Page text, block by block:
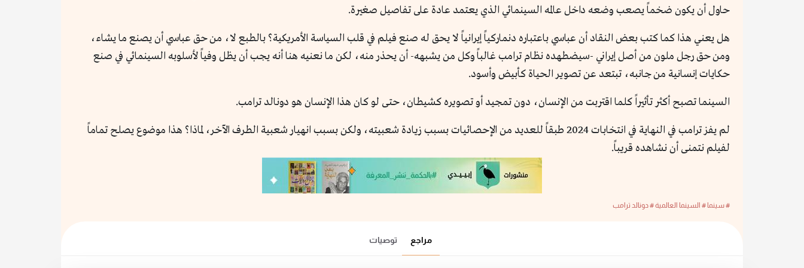
حاول أن يكون ضخماً يصعب وضعه داخل عالمه السينمائي الذي يعتمد عادة على تفاصيل صغيرة.
هل يعني هذا كما كتب بعض النقاد أن عباسي باعتباره دنماركياً إيرانياً لا يحق له صنع فيلم في قلب السياسة الأمريكية؟ بالطبع لا، من حق عباسي أن يصنع ما يشاء،
ومن حق رجل ملون من أصل إيراني -سيضطهده نظام ترامب غالباً وكل من يشبهه- أن يحذر منه، لكن ما نعنيه هنا أنه يجب أن يظل وفياً لأسلوبه السينمائي في صنع
حكايات إنسانية من جانبه، تبتعد عن تصوير الحياة كأبيض وأسود.
السينما تصبح أكثر تأثيراً كلما اقتربت من الإنسان، دون تمجيد أو تصويره كشيطان، حتى لو كان هذا الإنسان هو دونالد ترامب.
لم يفز ترامب في النهاية في انتخابات 2024 طبقاً للعديد من الإحصائيات بسبب زيادة شعبيته، ولكن بسبب انهيار شعبية الطرف الآخر، لماذا؟ هذا موضوع يصلح تماماً
لفيلم نتمنى أن نشاهده قريباً.
# سينما# السينما العالمية# دونالد ترامب
مراجع توصيات